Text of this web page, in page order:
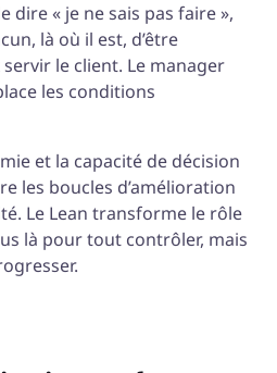
dire « je ne sais pas faire »,
là où il est, d’être
le client. Le manager
les conditions
et la capacité de décision
les boucles d’amélioration
Le Lean transforme le rôle
là pour tout contrôler, mais